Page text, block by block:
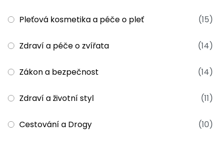
Pleťová kosmetika a péče o pleť (15)
Zdraví a péče o zvířata (14)
Zákon a bezpečnost (14)
Zdraví a životní styl (11)
Cestování a Drogy (10)